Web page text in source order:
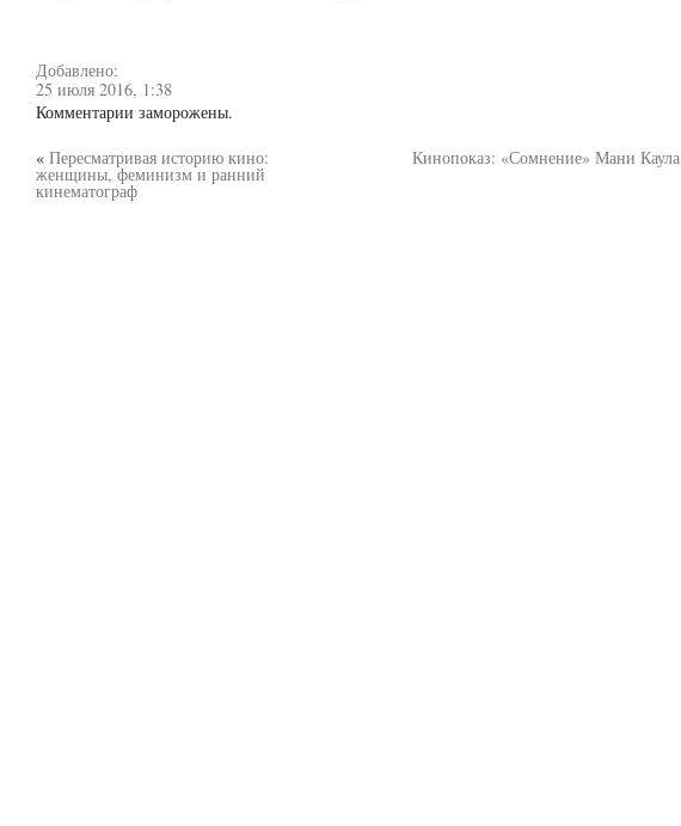
Добавлено:
25 июля 2016, 1:38
Комментарии заморожены.
« Пересматривая историю кино:
женщины, феминизм и ранний
кинематограф
Кинопоказ: «Сомнение» Мани Каула